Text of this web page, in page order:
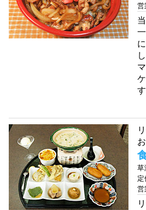
営
す
草
定
営